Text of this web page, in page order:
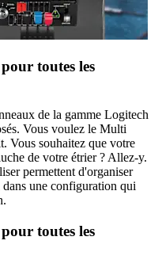
toutes les
de la gamme Logitech
Vous voulez le Multi
Vous souhaitez que votre
de votre étrier ? Allez-y.
permettent d'organiser
une configuration qui
toutes les